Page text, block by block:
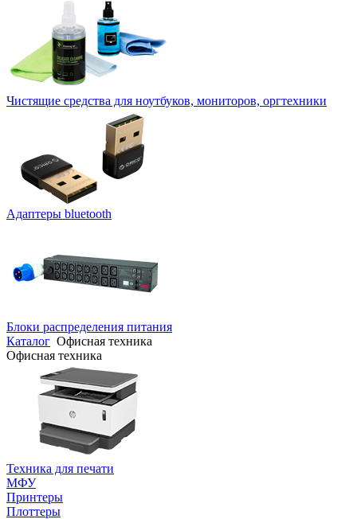
Чистящие средства для ноутбуков, мониторов, оргтехники
Адаптеры bluetooth
Блоки распределения питания
Каталог Офисная техника
Офисная техника
Техника для печати
МФУ
Принтеры
Плоттеры